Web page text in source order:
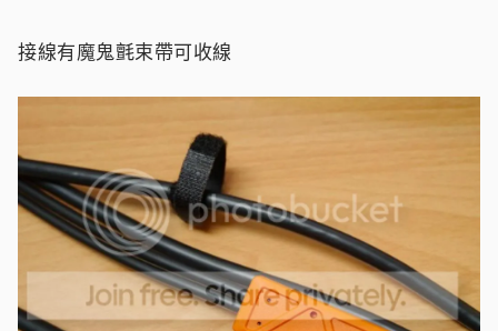
接線有魔鬼氈束帶可收線